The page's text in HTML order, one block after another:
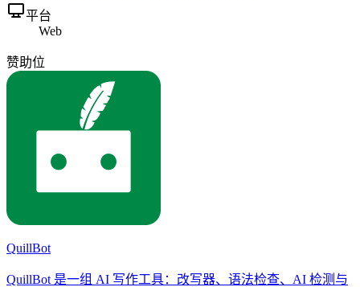
平台
Web
赞助位
QuillBot
QuillBot 是一组 AI 写作工具：改写器、语法检查、AI 检测与